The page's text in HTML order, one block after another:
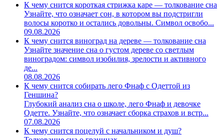
К чему снится короткая стрижка каре — толкование сна
Узнайте, что означает сон, в котором вы подстригли
волосы коротко и остались довольны. Символ освобо...
09.08.2026
К чему снится виноград на дереве — толкование сна
Узнайте значение сна о густом дереве со светлым
виноградом: символ изобилия, зрелости и активного
де...
08.08.2026
К чему снится собирать лего Фнаф с Одеттой из
Геншина?
Глубокий анализ сна о школе, лего Фнаф и девочке
Одетте. Узнайте, что означает сборка страхов и встр...
07.08.2026
К чему снится поцелуй с начальником и душ?